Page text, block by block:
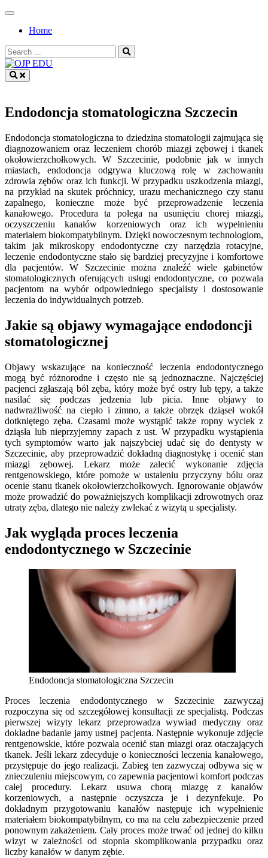
Skip
contentHome
Search
for:
Endodoncja stomatologiczna Szczecin
Endodoncja stomatologiczna to dziedzina stomatologii zajmująca się
diagnozowaniem oraz leczeniem chorób miazgi zębowej i tkanek
okołowierzchołkowych. W Szczecinie, podobnie jak w innych
miastach, endodoncja odgrywa kluczową rolę w zachowaniu
zdrowia zębów oraz ich funkcji. W przypadku uszkodzenia miazgi,
na przykład na skutek próchnicy, urazu mechanicznego czy stanu
zapalnego, konieczne może być przeprowadzenie leczenia
kanałowego. Procedura ta polega na usunięciu chorej miazgi,
oczyszczeniu kanałów korzeniowych oraz ich wypełnieniu
materiałem biokompatybilnym. Dzięki nowoczesnym technologiom,
takim jak mikroskopy endodontyczne czy narzędzia rotacyjne,
leczenie endodontyczne stało się bardziej precyzyjne i komfortowe
dla pacjentów. W Szczecinie można znaleźć wiele gabinetów
stomatologicznych oferujących usługi endodontyczne, co pozwala
pacjentom na wybór odpowiedniego specjalisty i dostosowanie
leczenia do indywidualnych potrzeb.
Jakie są objawy wymagające endodoncji
stomatologicznej
Objawy wskazujące na konieczność leczenia endodontycznego
mogą być różnorodne i często nie są jednoznaczne. Najczęściej
pacjenci zgłaszają ból zęba, który może być ostry lub tępy, a także
nasilać się podczas jedzenia lub picia. Inne objawy to
nadwrażliwość na ciepło i zimno, a także obrzęk dziąseł wokół
dotkniętego zęba. Czasami może wystąpić także ropny wyciek z
dziąsła lub nieprzyjemny zapach z ust. W przypadku wystąpienia
tych symptomów warto jak najszybciej udać się do dentysty w
Szczecinie, aby przeprowadzić dokładną diagnostykę i ocenić stan
miazgi zębowej. Lekarz może zalecić wykonanie zdjęcia
rentgenowskiego, które pomoże w ustaleniu przyczyny bólu oraz
ocenie stanu tkanek okołowierzchołkowych. Ignorowanie objawów
może prowadzić do poważniejszych komplikacji zdrowotnych oraz
utraty zęba, dlatego nie należy zwlekać z wizytą u specjalisty.
Jak wygląda proces leczenia
endodontycznego w Szczecinie
Endodoncja stomatologiczna Szczecin
Proces leczenia endodontycznego w Szczecinie zazwyczaj
rozpoczyna się od szczegółowej konsultacji ze specjalistą. Podczas
pierwszej wizyty lekarz przeprowadza wywiad medyczny oraz
dokładne badanie jamy ustnej pacjenta. Następnie wykonuje zdjęcie
rentgenowskie, które pozwala ocenić stan miazgi oraz otaczających
tkanek. Jeśli lekarz zdecyduje o konieczności leczenia kanałowego,
przystępuje do jego realizacji. Zabieg ten zazwyczaj odbywa się w
znieczuleniu miejscowym, co zapewnia pacjentowi komfort podczas
całej procedury. Lekarz usuwa chorą miazgę z kanałów
korzeniowych, a następnie oczyszcza je i dezynfekuje. Po
dokładnym przygotowaniu kanałów następuje ich wypełnienie
materiałem biokompatybilnym, co ma na celu zabezpieczenie przed
ponownym zakażeniem. Cały proces może trwać od jednej do kilku
wizyt w zależności od stopnia skomplikowania przypadku oraz
liczby kanałów w danym zębie.